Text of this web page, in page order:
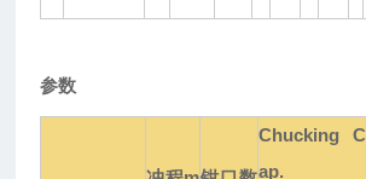
参数
Chucking C
ap.